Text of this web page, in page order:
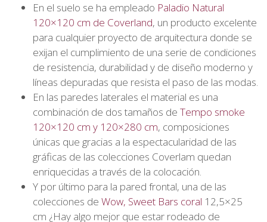
En el suelo se ha empleado Paladio Natural
120×120 cm de Coverland, un producto excelente
para cualquier proyecto de arquitectura donde se
exijan el cumplimiento de una serie de condiciones
de resistencia, durabilidad y de diseño moderno y
líneas depuradas que resista el paso de las modas.
En las paredes laterales el material es una
combinación de dos tamaños de Tempo smoke
120×120 cm y 120×280 cm, composiciones
únicas que gracias a la espectacularidad de las
gráficas de las colecciones Coverlam quedan
enriquecidas a través de la colocación.
Y por último para la pared frontal, una de las
colecciones de Wow, Sweet Bars coral 12,5×25
cm ¿Hay algo mejor que estar rodeado de